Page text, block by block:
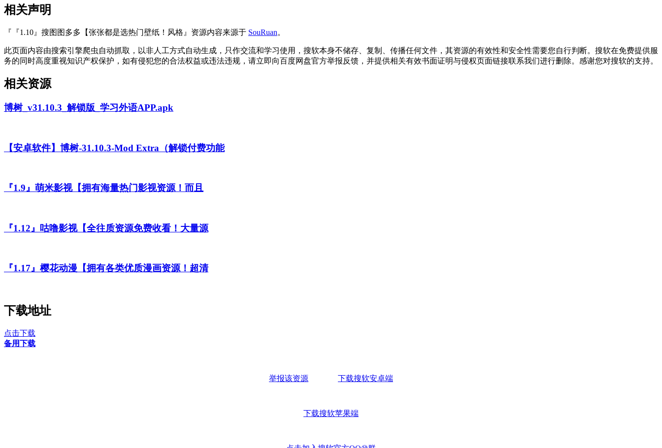
相关声明
『『1.10』搜图图多多【张张都是选热门壁纸！风格』资源内容来源于 SouRuan。
此页面内容由搜索引擎爬虫自动抓取，以非人工方式自动生成，只作交流和学习使用，搜软本身不储存、复制、传播任何文件，其资源的有效性和安全性需要您自行判断。搜软在免费提供服
务的同时高度重视知识产权保护，如有侵犯您的合法权益或违法违规，请立即向百度网盘官方举报反馈，并提供相关有效书面证明与侵权页面链接联系我们进行删除。感谢您对搜软的支持。
相关资源
博树_v31.10.3_解锁版_学习外语APP.apk
【安卓软件】博树-31.10.3-Mod Extra（解锁付费功能
『1.9』萌米影视【拥有海量热门影视资源！而且
『1.12』咕噜影视【全往质资源免费收看！大量源
『1.17』樱花动漫【拥有各类优质漫画资源！超清
下载地址
点击下载
备用下载
举报该资源 下载搜软安卓端
下载搜软苹果端